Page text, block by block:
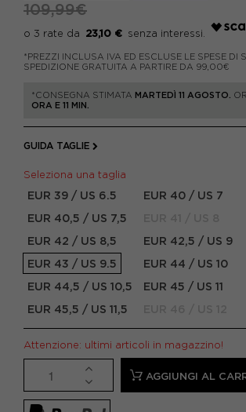
109,99€
23,10 €
*PREZZI INCLUSA IVA ED ESCLUSE LE SPESE DI
SPEDIZIONE GRATUITA A PARTIRE DA 99,00€
*CONSEGNA STIMATA MARTEDÌ 11 AGOSTO.
ORA E 11 MIN.
GUIDA TAGLIE
Seleziona una taglia
EUR 39 / US 6.5
EUR 40 / US 7
EUR 40,5 / US 7,5
EUR 42 / US 8,5
EUR 42,5 / US 9
EUR 43 / US 9.5
EUR 44 / US 10
EUR 44,5 / US 10,5
EUR 45 / US 11
EUR 45,5 / US 11,5
Attenzione: ultimi articoli in magazzino!
AGGIUNGI AL